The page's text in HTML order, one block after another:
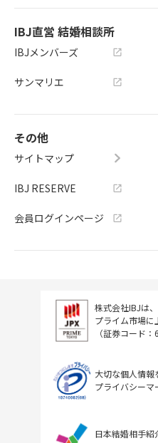
IBJ直営 結婚相談所
IBJメンバーズ
サンマリエ
その他
サイトマップ
IBJ RESERVE
会員ログインページ
株式会社IBJは
プライム市場に
（証券コード：
大切な個人情報
プライバシーマ
日本結婚相手紹